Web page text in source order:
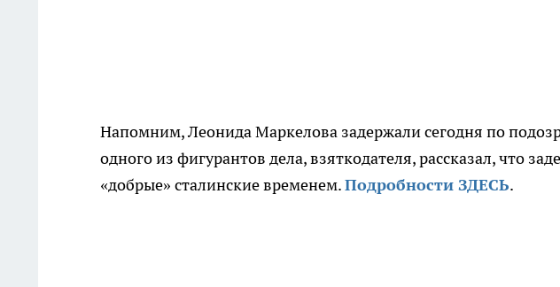
Напомним, Леонида Маркелова задержали сегодня по
одного из фигурантов дела, взяткодателя, рассказал, что
«добрые» сталинские временем.Подробности ЗДЕСЬ.